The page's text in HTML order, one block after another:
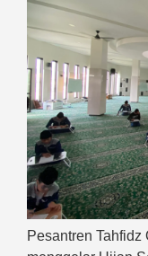
Pesantren Tahfidz